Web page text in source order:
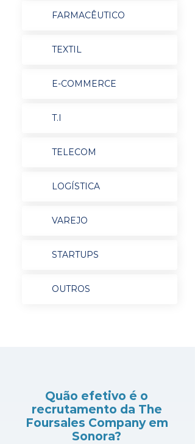
FARMACÊUTICO
TEXTIL
E-COMMERCE
T.I
TELECOM
LOGÍSTICA
VAREJO
STARTUPS
OUTROS
Quão efetivo é o
recrutamento da The
Foursales Company em
Sonora?